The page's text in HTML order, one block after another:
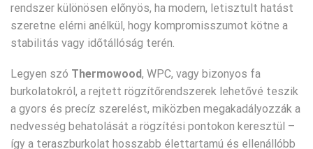
rendszer különösen előnyös, ha modern, letisztult hatást
szeretne elérni anélkül, hogy kompromisszumot kötne a
stabilitás vagy időtállóság terén.
Legyen szó Thermowood, WPC, vagy bizonyos fa
burkolatokról, a rejtett rögzítőrendszerek lehetővé teszik
a gyors és precíz szerelést, miközben megakadályozzák a
nedvesség behatolását a rögzítési pontokon keresztül –
így a teraszburkolat hosszabb élettartamú és ellenállóbb